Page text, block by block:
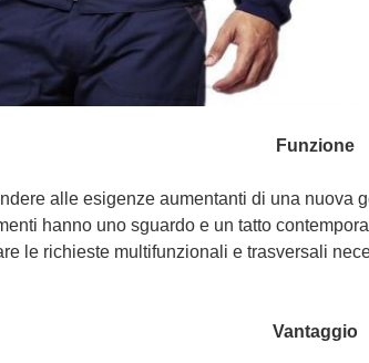
Funzione
alle esigenze aumentanti di una
hanno uno sguardo e un tatto
le richieste multifunzionali e trasversali
Vantaggio